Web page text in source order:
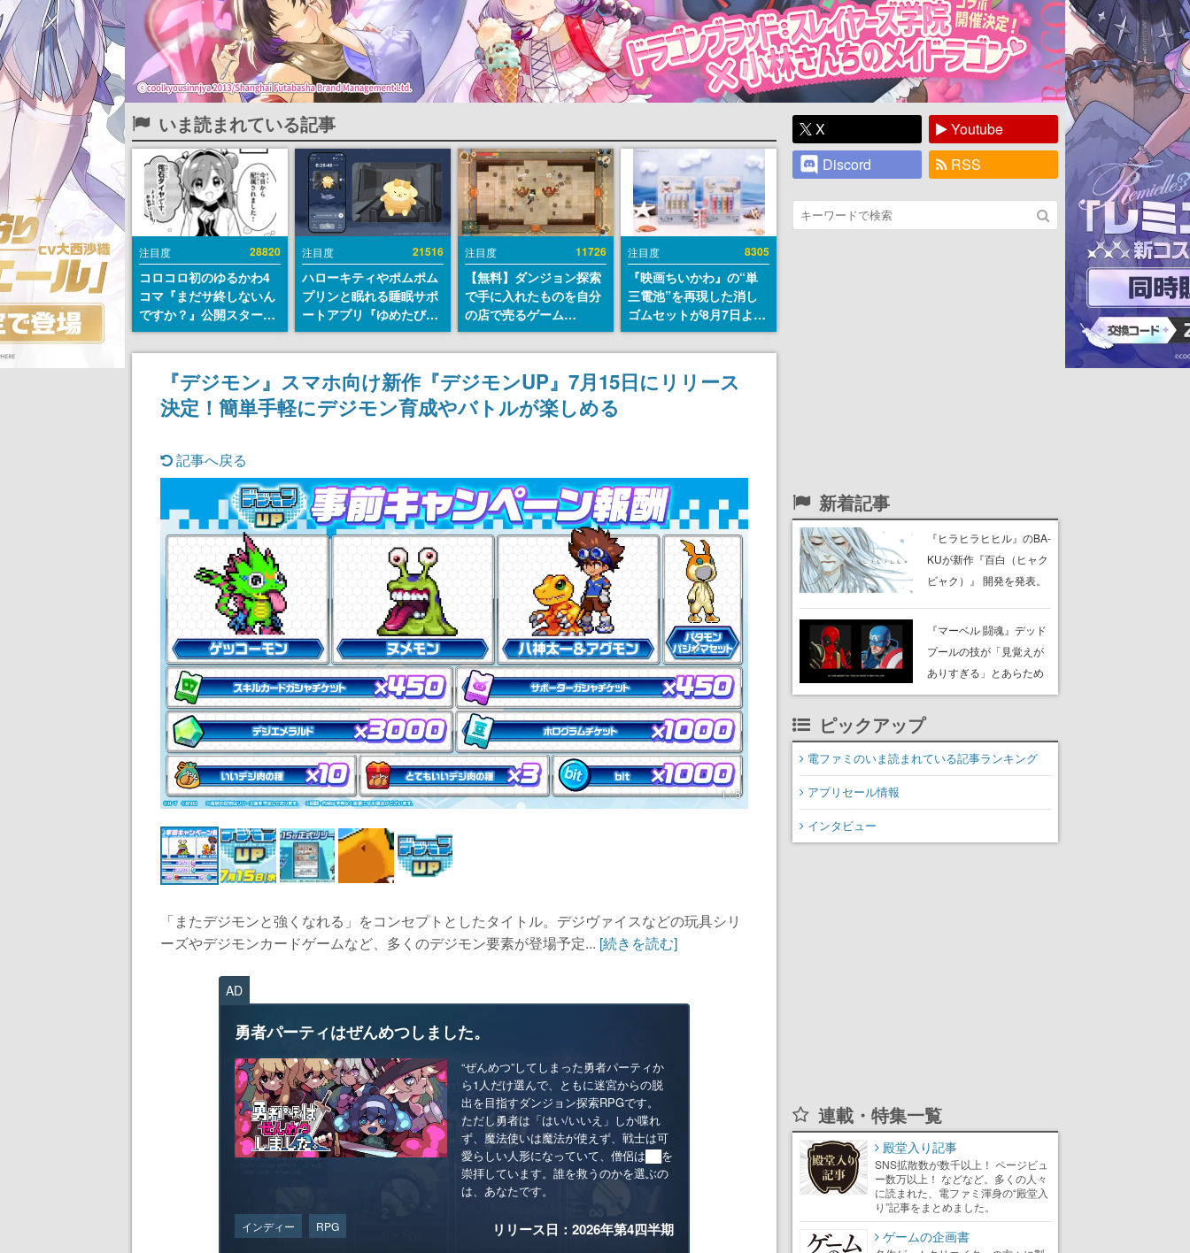
いま読まれている記事
注目度 28820
コロコロ初のゆるかわ4
コマ『まだサ終しないん
ですか？』公開スター
ト。主人公は新入社員の
侘石ダイヤ、ゲーム会社
を舞台にトラブルへ対応
する社員たちを描く
注目度 21516
ハローキティやポムポム
プリンと眠れる睡眠サポ
ートアプリ『ゆめたび』
が配信中。キャラごとの
ASMRや目覚ましアラー
ムも搭載
注目度 11726
【無料】ダンジョン探索
で手に入れたものを自分
の店で売るゲーム
『Moonlighter』が
Steamにて無料配布中！
続編『Moonlighter 2』
の9月2日正式リリースを
記念したキャンペーン
注目度 8305
『映画ちいかわ』の“単
三電池”を再現した消し
ゴムセットが8月7日より
発売決定。公式は「在っ
たものを 消しながら い
つかなくなる 永遠のいの
ち」と紹介
『デジモン』スマホ向け新作『デジモンUP』7月15日にリリース
決定！簡単手軽にデジモン育成やバトルが楽しめる
記事へ戻る
1 / 5
「またデジモンと強くなれる」をコンセプトとしたタイトル。デジヴァイスなどの玩具シリ
ーズやデジモンカードゲームなど、多くのデジモン要素が登場予定... [続きを読む]
AD
勇者パーティはぜんめつしました。
“ぜんめつ”してしまった勇者パーティか
ら1人だけ選んで、ともに迷宮からの脱
出を目指すダンジョン探索RPGです。
ただし勇者は「はい/いいえ」しか喋れ
ず、魔法使いは魔法が使えず、戦士は可
愛らしい人形になっていて、僧侶は██を
崇拝しています。誰を救うのかを選ぶの
は、あなたです。
インディー RPG リリース日：2026年第4四半期
X
Youtube
Discord
RSS
新着記事
『ヒラヒラヒヒル』のBA-
KUが新作『百白（ヒャク
ビャク）』 開発を発表。
は瀬戸口廉也氏が務め
る。Steamでの販売を予
『マーベル 闘魂』デッド
プールの技が「見覚えが
ありすぎる」とあらため
て話題に。「ドクター・
ピックアップ
電ファミのいま読まれている記事ランキング
アプリセール情報
インタビュー
連載・特集一覧
殿堂入り記事
SNS拡散数が数千以上！ ページビュ
ー数万以上！ などなど。多くの人々
に読まれた、電ファミ渾身の“殿堂入
り”記事をまとめました。
ゲームの企画書